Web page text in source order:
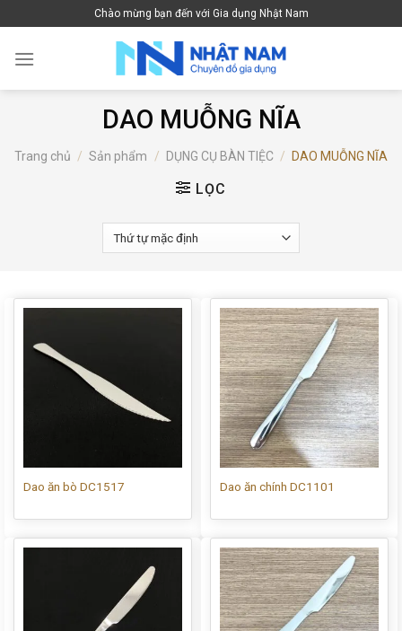
to
content
Chào mừng bạn đến với Gia dụng Nhật Nam
DAO MUỖNG NĨA
Trang chủ / Sản phẩm / DỤNG CỤ BÀN TIỆC / DAO MUỖNG NĨA
LỌC
Dao ăn bò DC1517 Dao ăn chính DC1101